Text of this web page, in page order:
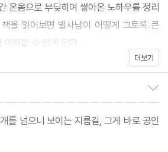
온몸으로 부딪히며 쌓아온 노하우를 정리
을 읽어보면 빌사남이 어떻게 그토록 큰
해할 수 있게 된다.
산을 해야겠다.’라는 생각으로 19세에 공
후 빌딩 전문 중개법인을 설립해 여러 분
승장구하고 있다. 기본에 충실하면서도 전
중개사의 길을 걸어온 그는 자신의 영업
더보기
를 넘으니 보이는 지름길, 그게 바로 공인